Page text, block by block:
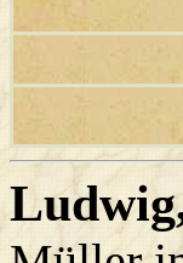
Ludwig